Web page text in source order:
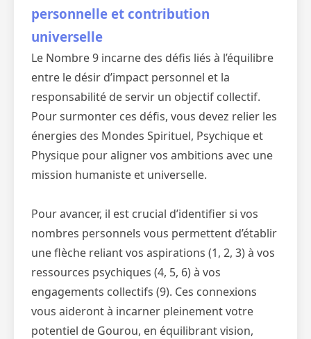
personnelle et contribution
universelle
Le Nombre 9 incarne des défis liés à l’équilibre
entre le désir d’impact personnel et la
responsabilité de servir un objectif collectif.
Pour surmonter ces défis, vous devez relier les
énergies des Mondes Spirituel, Psychique et
Physique pour aligner vos ambitions avec une
mission humaniste et universelle.
Pour avancer, il est crucial d’identifier si vos
nombres personnels vous permettent d’établir
une flèche reliant vos aspirations (1, 2, 3) à vos
ressources psychiques (4, 5, 6) à vos
engagements collectifs (9). Ces connexions
vous aideront à incarner pleinement votre
potentiel de Gourou, en équilibrant vision,